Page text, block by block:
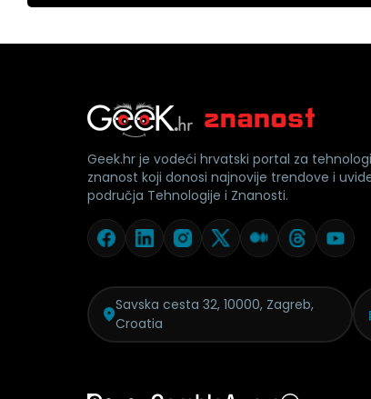
Geek.hr je vodeći hrvatski portal za
znanost koji donosi najnovije trendove i
područja Tehnologije i Znanosti.
Savska cesta 32, 10000, Zagreb,
Croatia